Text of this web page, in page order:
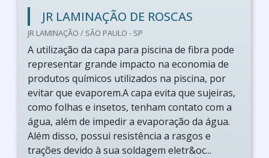
JR LAMINAÇÃO DE ROSCAS
JR LAMINAÇÃO / SÃO PAULO - SP
A utilização da capa para piscina de fibra pode
representar grande impacto na economia de
produtos químicos utilizados na piscina, por
evitar que evaporem.A capa evita que sujeiras,
como folhas e insetos, tenham contato com a
água, além de impedir a evaporação da água.
Além disso, possui resistência a rasgos e
trações devido à sua soldagem eletr&oc...